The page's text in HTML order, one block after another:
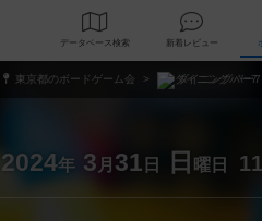
データベース 検索 新着レビ
東京都のボードゲーム会 ダイニングバー7
2024年 3 月 31 日 日 曜日